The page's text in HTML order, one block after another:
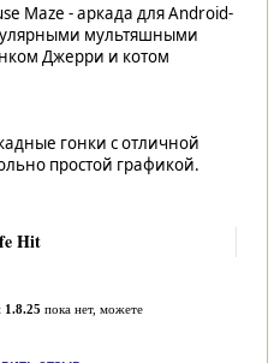
Maze - аркада для Android-
мультяшными
Джерри и котом
гонки с отличной
простой графикой.
Hit
пока нет, можете